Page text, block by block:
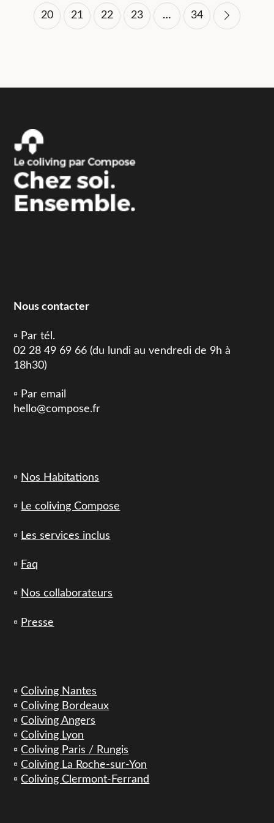
des
publications
20 21 22 23 … 34
Nous contacter
▫️ Par tél.
02 28 49 69 66 (du lundi au vendredi de 9h à
18h30)
▫️ Par email
hello@compose.fr
▫️ Nos Habitations
▫️ Le coliving Compose
▫️ Les services inclus
▫️ Faq
▫️ Nos collaborateurs
▫️ Presse
▫️Coliving Nantes
▫️Coliving Bordeaux
▫️Coliving Angers
▫️Coliving Lyon
▫️Coliving Paris / Rungis
▫️Coliving La Roche-sur-Yon
▫️Coliving Clermont-Ferrand